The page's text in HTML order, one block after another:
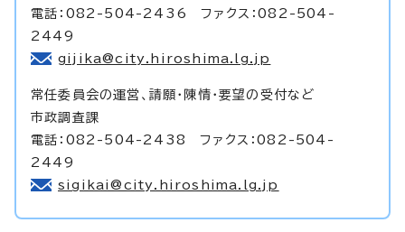
電話：082-504-2436 ファクス：082-504-
2449
gijika@city.hiroshima.lg.jp
常任委員会の運営、請願・陳情・要望の受付など
市政調査課
電話：082-504-2438 ファクス：082-504-
2449
sigikai@city.hiroshima.lg.jp